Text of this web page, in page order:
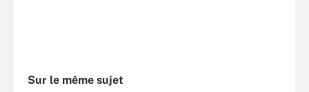
Sur le même sujet